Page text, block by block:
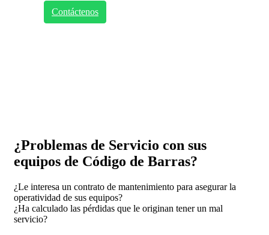
Contáctenos
¿Problemas de Servicio con sus
equipos de Código de Barras?
¿Le interesa un contrato de mantenimiento para asegurar la
operatividad de sus equipos?
¿Ha calculado las pérdidas que le originan tener un mal
servicio?